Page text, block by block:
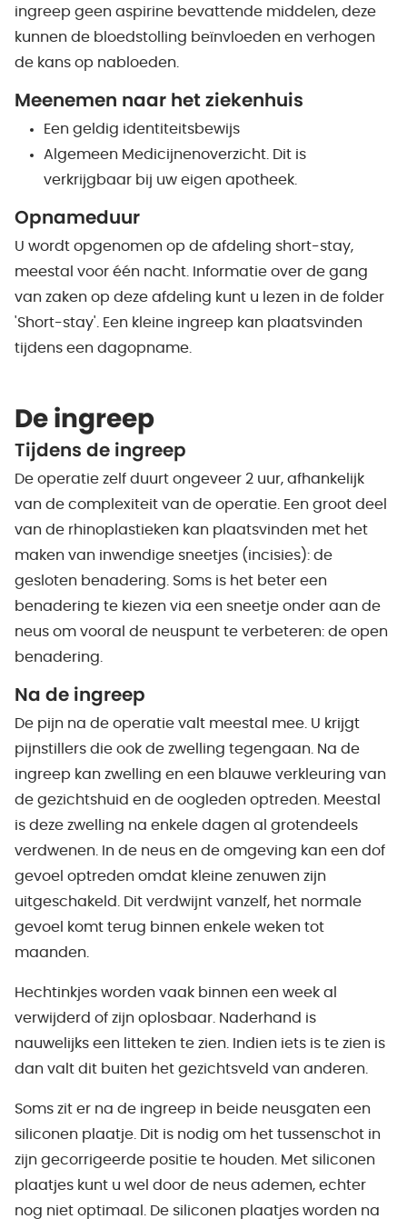
ingreep geen aspirine bevattende middelen, deze
kunnen de bloedstolling beïnvloeden en verhogen
de kans op nabloeden.
Meenemen naar het ziekenhuis
Een geldig identiteitsbewijs
Algemeen Medicijnenoverzicht. Dit is
verkrijgbaar bij uw eigen apotheek.
Opnameduur
U wordt opgenomen op de afdeling short-stay,
meestal voor één nacht. Informatie over de gang
van zaken op deze afdeling kunt u lezen in de folder
'Short-stay'. Een kleine ingreep kan plaatsvinden
tijdens een dagopname.
De ingreep
Tijdens de ingreep
De operatie zelf duurt ongeveer 2 uur, afhankelijk
van de complexiteit van de operatie. Een groot deel
van de rhinoplastieken kan plaatsvinden met het
maken van inwendige sneetjes (incisies): de
gesloten benadering. Soms is het beter een
benadering te kiezen via een sneetje onder aan de
neus om vooral de neuspunt te verbeteren: de open
benadering.
Na de ingreep
De pijn na de operatie valt meestal mee. U krijgt
pijnstillers die ook de zwelling tegengaan. Na de
ingreep kan zwelling en een blauwe verkleuring van
de gezichtshuid en de oogleden optreden. Meestal
is deze zwelling na enkele dagen al grotendeels
verdwenen. In de neus en de omgeving kan een dof
gevoel optreden omdat kleine zenuwen zijn
uitgeschakeld. Dit verdwijnt vanzelf, het normale
gevoel komt terug binnen enkele weken tot
maanden.
Hechtinkjes worden vaak binnen een week al
verwijderd of zijn oplosbaar. Naderhand is
nauwelijks een litteken te zien. Indien iets is te zien is
dan valt dit buiten het gezichtsveld van anderen.
Soms zit er na de ingreep in beide neusgaten een
siliconen plaatje. Dit is nodig om het tussenschot in
zijn gecorrigeerde positie te houden. Met siliconen
plaatjes kunt u wel door de neus ademen, echter
nog niet optimaal. De siliconen plaatjes worden na